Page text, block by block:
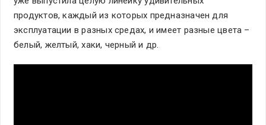
продуктов, каждый из которых предназначен для
эксплуатации в разных средах, и имеет разные цвета –
белый, желтый, хаки, черный и др.